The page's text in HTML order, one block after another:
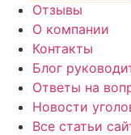
Отзывы
О компании
Контакты
Блог
Ответы на
Новости
Все статьи